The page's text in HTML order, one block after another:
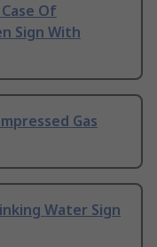
Of
Sign With
Gas
Water Sign